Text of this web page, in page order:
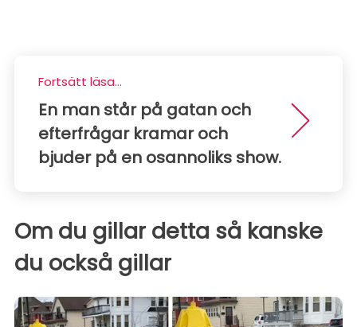
Fortsätt läsa...
En man står på gatan och
efterfrågar kramar och
bjuder på en osannoliks show.
Om du gillar detta så kanske
du också gillar